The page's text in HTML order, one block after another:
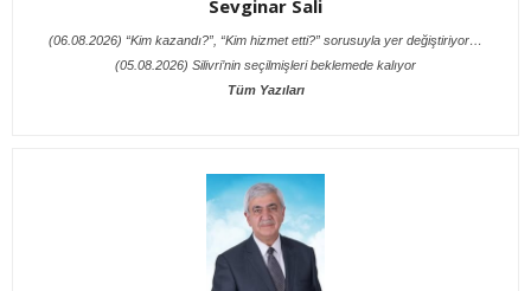
Sevginar Sali
(06.08.2026) “Kim kazandı?”, “Kim hizmet etti?” sorusuyla yer değiştiriyor…
(05.08.2026) Silivri’nin seçilmişleri beklemede kalıyor
Tüm Yazıları